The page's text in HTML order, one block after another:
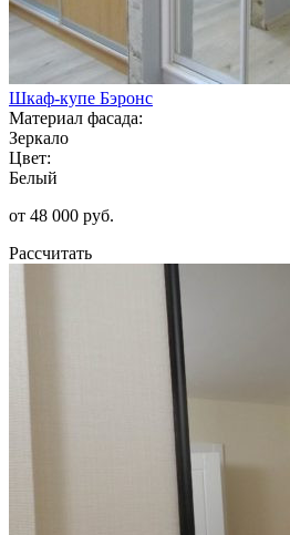
Шкаф-купе Бэронс
Материал фасада:
Зеркало
Цвет:
Белый
от 48 000 руб.
Рассчитать